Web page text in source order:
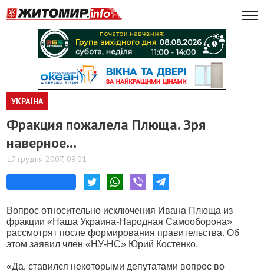
УКРАЇНА
Фракция пожалела Плюща. Зря
наверное…
17 грудня 2007, 09:01
Вопрос относительно исключения Ивана Плюща из
фракции «Наша Украина-Народная Самооборона»
рассмотрят после формирования правительства. Об
этом заявил член «НУ-НС» Юрий Костенко.
«Да, ставился некоторыми депутатами вопрос во